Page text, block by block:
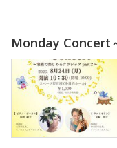
Monday Concert